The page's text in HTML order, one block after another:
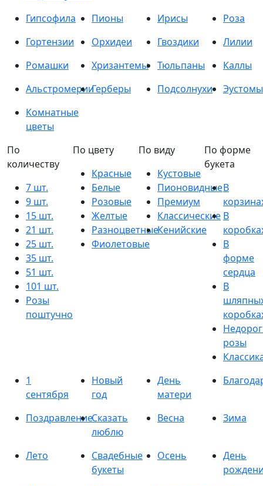
Гипсофила
Пионы Ирисы
Роза
Гортензии
Орхидеи Гвоздики
Лилии
Ромашки
Хризантемы Тюльпаны
Каллы
АльстромерииГерберы Подсолнухи
Эустомы
Комнатные
цветы
По
количеству
7 шт.
9 шт.
15 шт.
21 шт.
25 шт.
35 шт.
51 шт.
101 шт.
Розы
поштучно
По цвету
Красные
Белые
Розовые
Желтые
Разноцветные
Фиолетовые
По виду
Кустовые
Пионовидные
Премиум
Классические
Кенийские
По форме
букета
В
В
В
форме
сердца
В
розы
1
сентября
Новый
год
День
матери
ПоздравлениеСказать
люблю
Весна Зима
Лето
Свадебные
букеты
Осень
День